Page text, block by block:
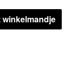
winkelmandje